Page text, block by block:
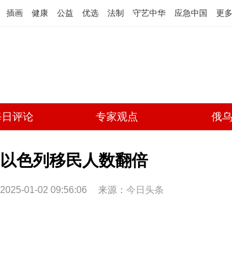
插画 健康 公益 优选 法制 守艺中华 应急中国 更多
评论 专家观点 俄乌
以色列移民人数翻倍
2025-01-02 09:56:06 来源： 今日头条